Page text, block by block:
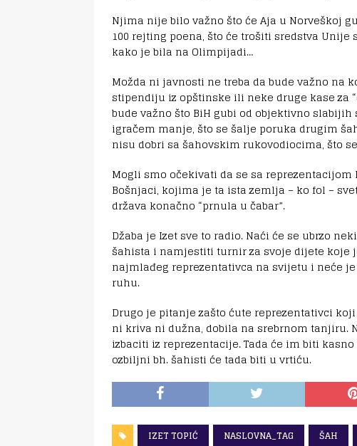
Njima nije bilo važno što će Aja u Norveškoj
100 rejting poena, što će trošiti sredstva
kako je bila na Olimpijadi…
Možda ni javnosti ne treba da bude važno na
stipendiju iz opštinske ili neke druge kase za
bude važno što BiH gubi od objektivno
igračem manje, što se šalje poruka drugim
nisu dobri sa šahovskim rukovodiocima, što
Mogli smo očekivati da se sa
Bošnjaci, kojima je ta ista zemlja – ko fol –
država konačno “prnula u čabar”.
Džaba je Izet sve to radio. Naći će se ubrzo
šahista i namjestiti turnir za svoje dijete koje
najmlađeg reprezentativca na svijetu i neće
ruhu.
Drugo je pitanje zašto ćute reprezentativci
ni kriva ni dužna, dobila na srebrnom tanjiru.
izbaciti iz reprezentacije. Tada će im biti
ozbiljni bh. šahisti će tada biti u vrtiću.
IZET TOPIĆ NASLOVNA_TAG ŠAH